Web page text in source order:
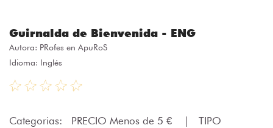
Guirnalda de Bienvenida - ENG
Autora: PRofes en ApuRoS
Idioma: Inglés
Categorias: PRECIO Menos de 5 € |
TIPO